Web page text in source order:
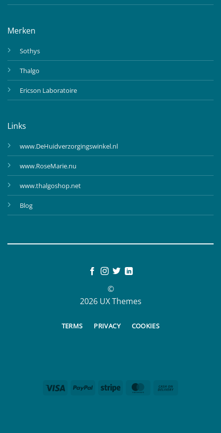
Merken
Sothys
Thalgo
Ericson Laboratoire
Links
www.DeHuidverzorgingswinkel.nl
www.RoseMarie.nu
www.thalgoshop.net
Blog
©
2026 UX Themes
TERMS PRIVACY COOKIES
Visa PayPal Stripe MasterCard